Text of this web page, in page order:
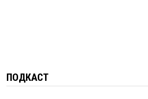
ПОДКАСТ